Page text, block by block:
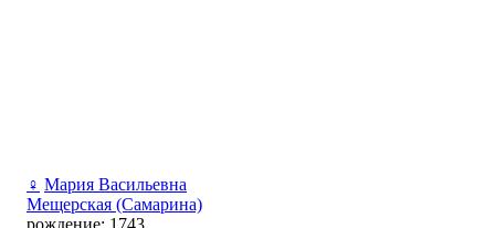
♀ Мария Васильевна
Мещерская (Самарина)